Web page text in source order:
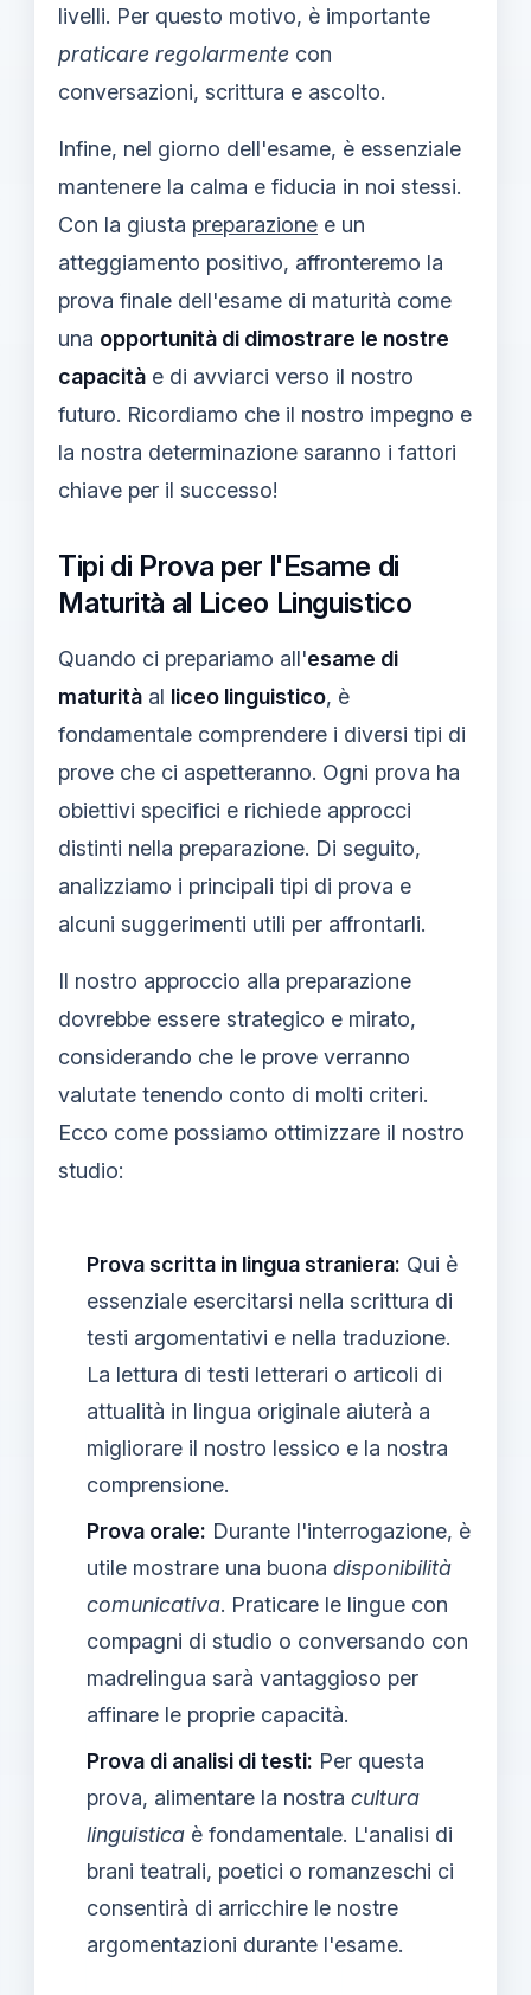
livelli. Per questo motivo, è importante
praticare regolarmente con
conversazioni, scrittura e ascolto.
Infine, nel giorno dell'esame, è essenziale
mantenere la calma e fiducia in noi stessi.
Con la giusta preparazione e un
atteggiamento positivo, affronteremo la
prova finale dell'esame di maturità come
una opportunità di dimostrare le nostre
capacità e di avviarci verso il nostro
futuro. Ricordiamo che il nostro impegno e
la nostra determinazione saranno i fattori
chiave per il successo!
Tipi di Prova per l'Esame di
Maturità al Liceo Linguistico
Quando ci prepariamo all'esame di
maturità al liceo linguistico, è
fondamentale comprendere i diversi tipi di
prove che ci aspetteranno. Ogni prova ha
obiettivi specifici e richiede approcci
distinti nella preparazione. Di seguito,
analizziamo i principali tipi di prova e
alcuni suggerimenti utili per affrontarli.
Il nostro approccio alla preparazione
dovrebbe essere strategico e mirato,
considerando che le prove verranno
valutate tenendo conto di molti criteri.
Ecco come possiamo ottimizzare il nostro
studio:
Prova scritta in lingua straniera: Qui è
essenziale esercitarsi nella scrittura di
testi argomentativi e nella traduzione.
La lettura di testi letterari o articoli di
attualità in lingua originale aiuterà a
migliorare il nostro lessico e la nostra
comprensione.
Prova orale: Durante l'interrogazione, è
utile mostrare una buona disponibilità
comunicativa. Praticare le lingue con
compagni di studio o conversando con
madrelingua sarà vantaggioso per
affinare le proprie capacità.
Prova di analisi di testi: Per questa
prova, alimentare la nostra cultura
linguistica è fondamentale. L'analisi di
brani teatrali, poetici o romanzeschi ci
consentirà di arricchire le nostre
argomentazioni durante l'esame.